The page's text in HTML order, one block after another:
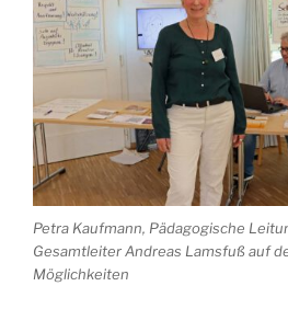
Petra Kaufmann, Pädagogische
Gesamtleiter Andreas Lamsfuß auf
Möglichkeiten